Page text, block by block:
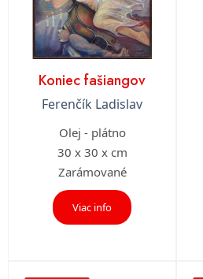
Koniec fašiangov
Ferenčík Ladislav
Olej - plátno
30 x 30 x cm
Zarámované
Viac info